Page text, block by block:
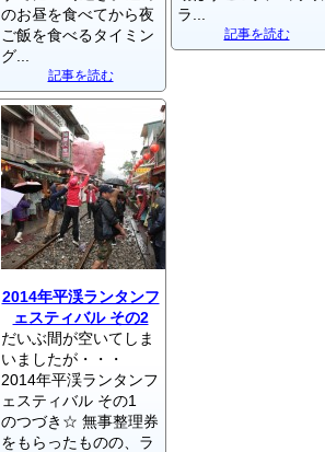
のお昼を食べてから夜
ご飯を食べるタイミン
グ...
記事を読む
ラ...
記事を読む
2014年平渓ランタンフ
ェスティバル その2
だいぶ間が空いてしま
いましたが・・・
2014年平渓ランタンフ
ェスティバル その1
のつづき☆ 無事整理券
をもらったものの、ラ